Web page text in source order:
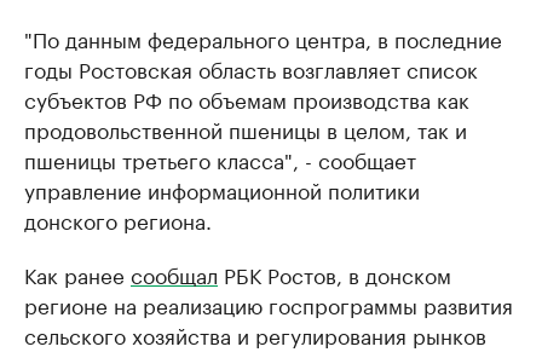
"По данным федерального центра, в последние
годы Ростовская область возглавляет список
субъектов РФ по объемам производства как
продовольственной пшеницы в целом, так и
пшеницы третьего класса", - сообщает
управление информационной политики
донского региона.
Как ранее сообщал РБК Ростов, в донском
регионе на реализацию госпрограммы развития
сельского хозяйства и регулирования рынков